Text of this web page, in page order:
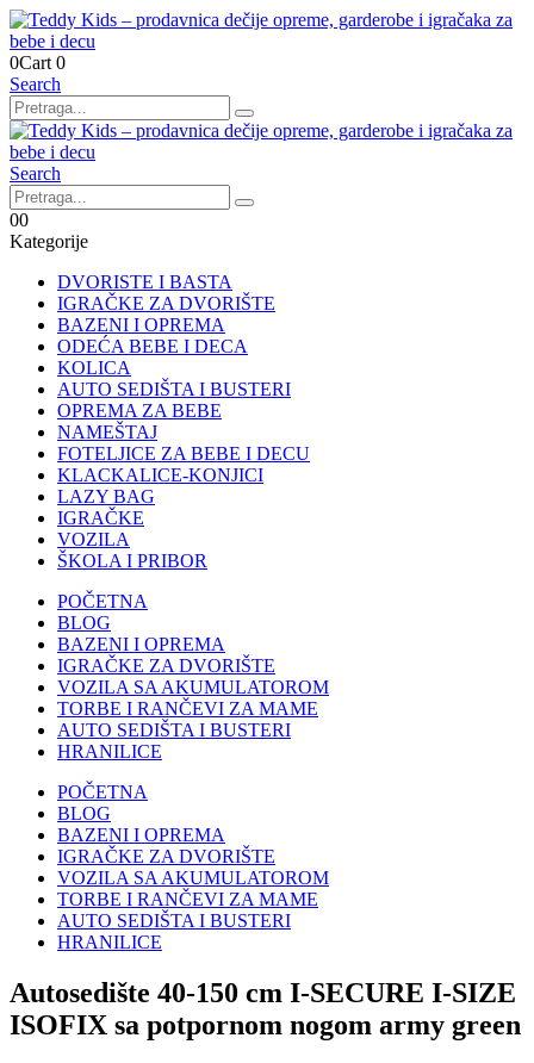
0Cart 0
Search
Search
00
Kategorije
DVORISTE I BASTA
IGRAČKE ZA DVORIŠTE
BAZENI I OPREMA
ODEĆA BEBE I DECA
KOLICA
AUTO SEDIŠTA I BUSTERI
OPREMA ZA BEBE
NAMEŠTAJ
FOTELJICE ZA BEBE I DECU
KLACKALICE-KONJICI
LAZY BAG
IGRAČKE
VOZILA
ŠKOLA I PRIBOR
POČETNA
BLOG
BAZENI I OPREMA
IGRAČKE ZA DVORIŠTE
VOZILA SA AKUMULATOROM
TORBE I RANČEVI ZA MAME
AUTO SEDIŠTA I BUSTERI
HRANILICE
POČETNA
BLOG
BAZENI I OPREMA
IGRAČKE ZA DVORIŠTE
VOZILA SA AKUMULATOROM
TORBE I RANČEVI ZA MAME
AUTO SEDIŠTA I BUSTERI
HRANILICE
Autosedište 40-150 cm I-SECURE I-SIZE
ISOFIX sa potpornom nogom army green